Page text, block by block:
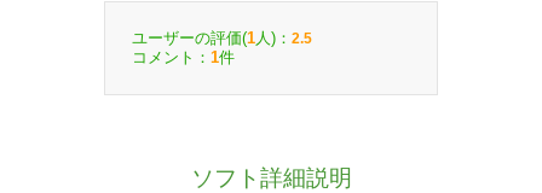
ユーザーの評価(1 人)： 2.5
コメント： 1件
ソフト詳細説明